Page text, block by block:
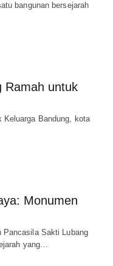
bangunan bersejarah
Ramah untuk
Keluarga Bandung, kota
Monumen
Pancasila Sakti Lubang
yang…